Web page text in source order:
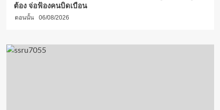
ต้อง จ่อฟ้องคนบิดเบือน
ตอนนั้น 06/08/2026